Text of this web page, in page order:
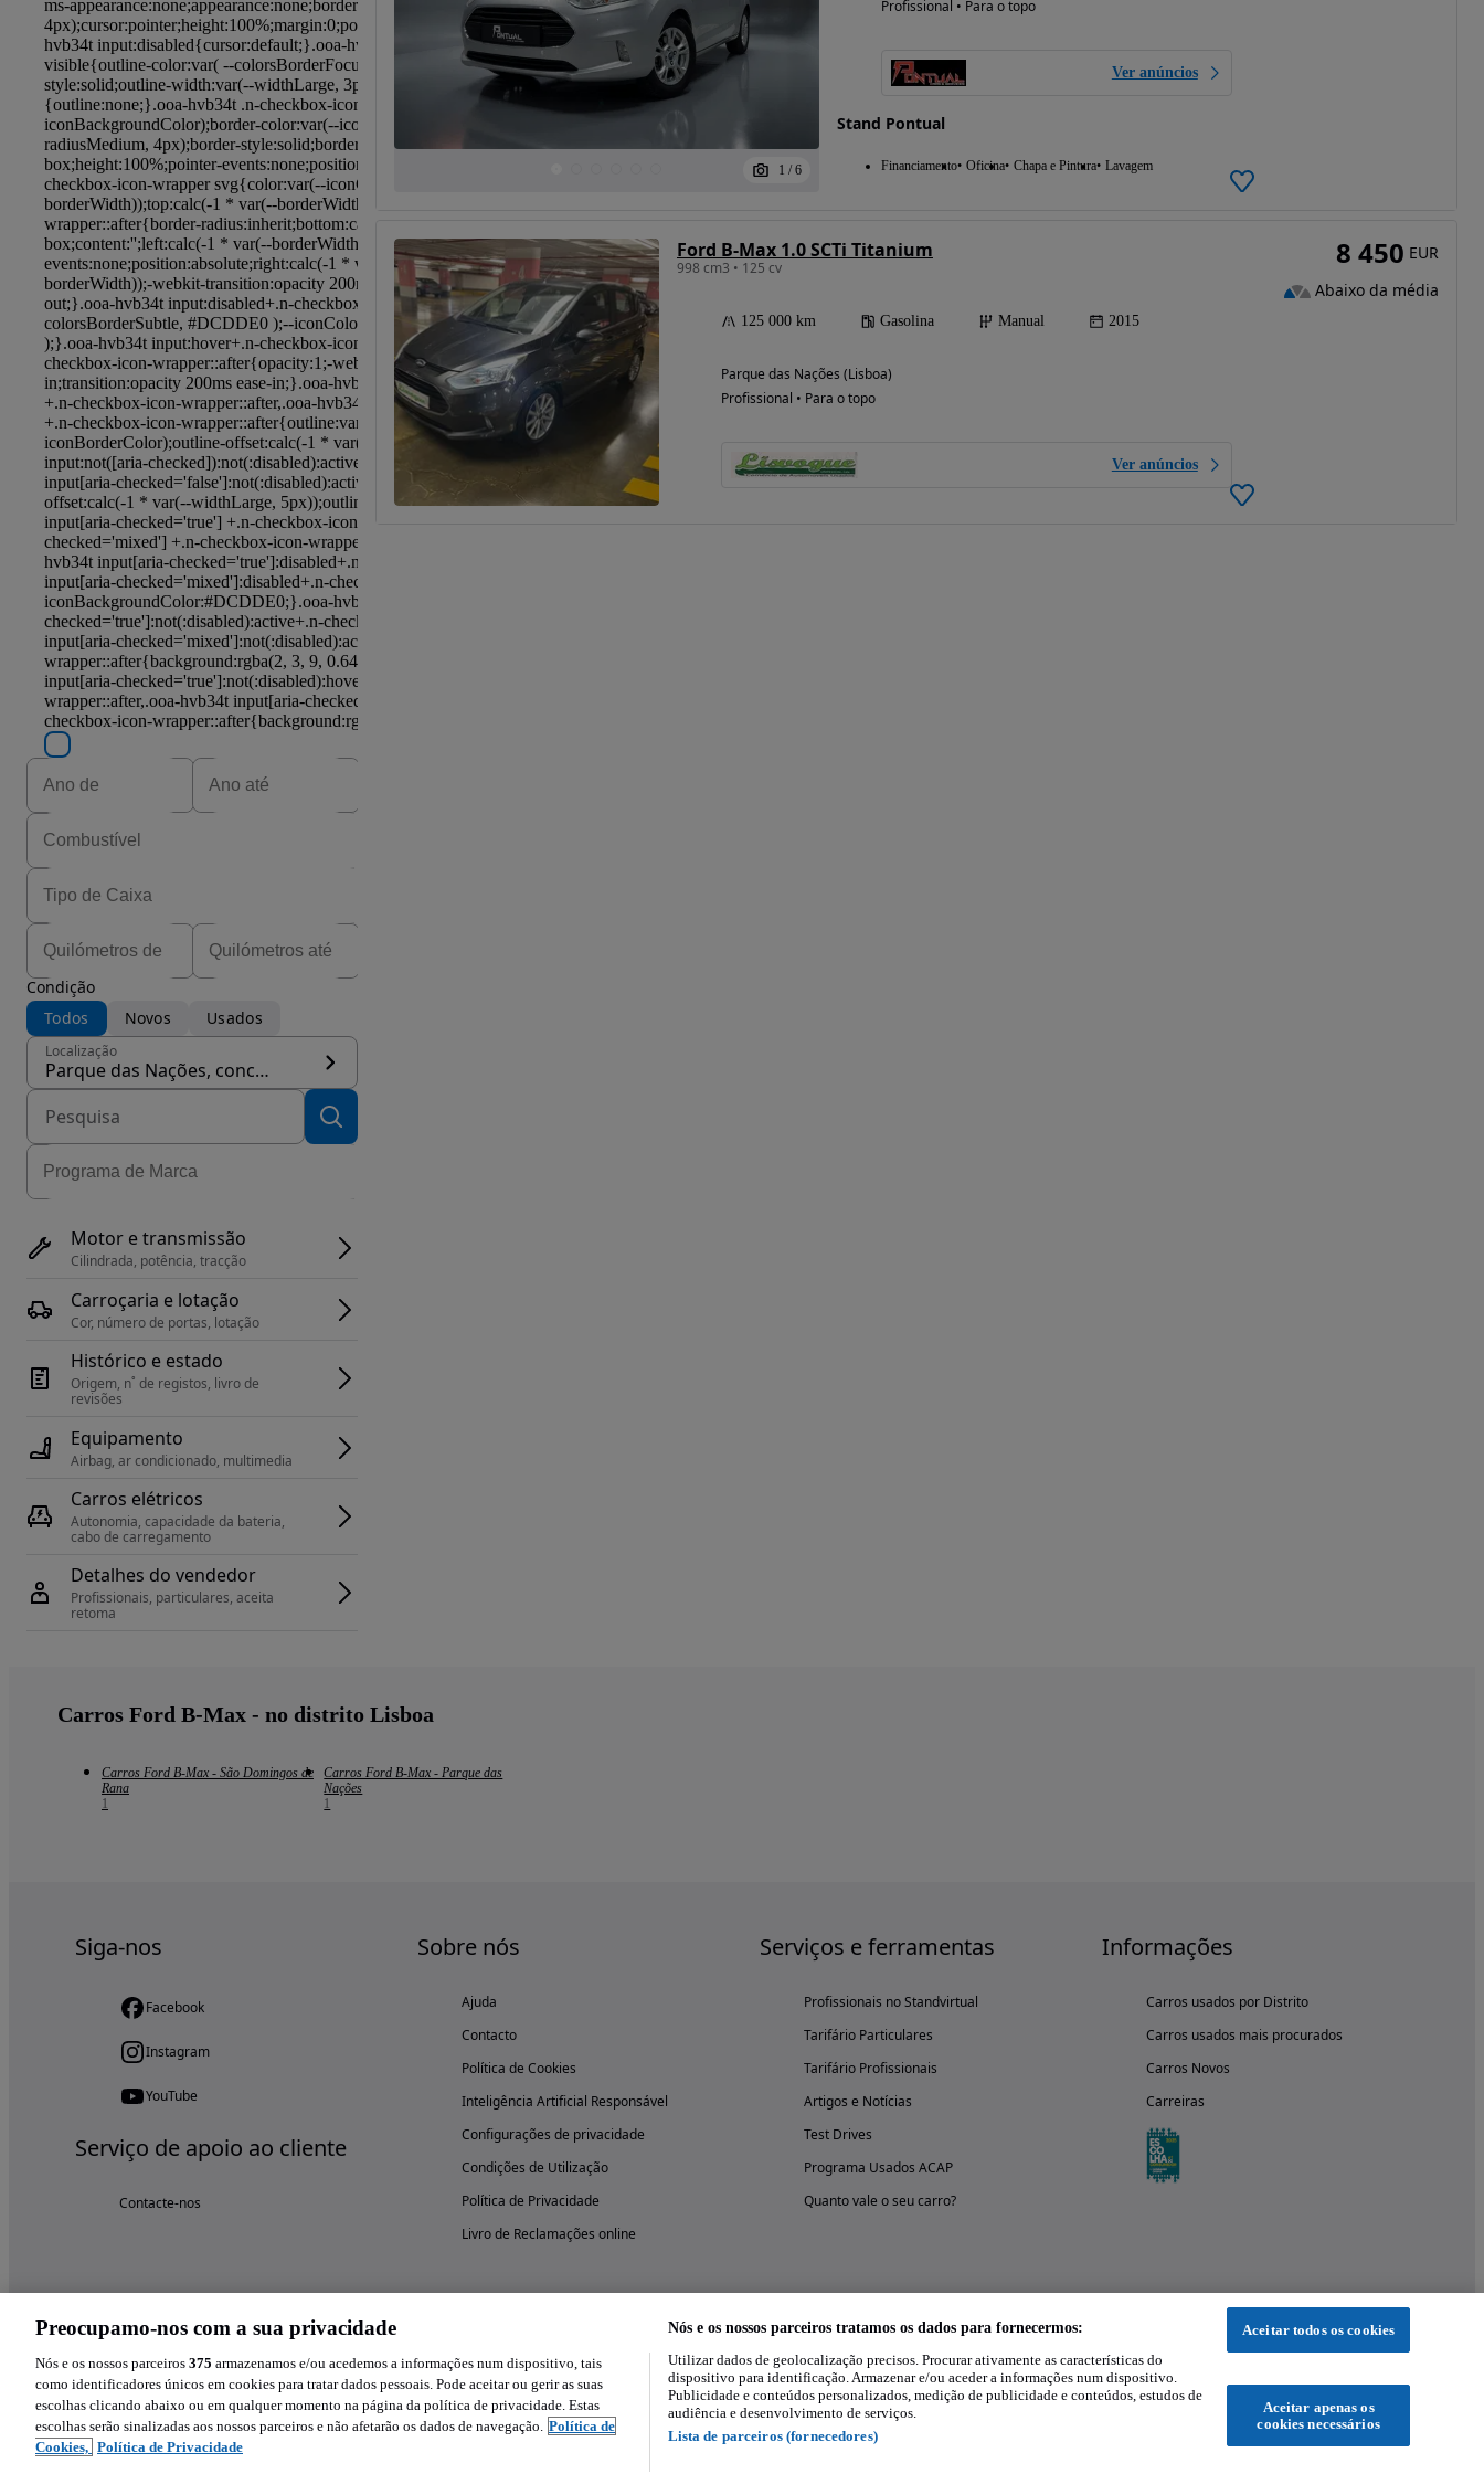
Condição
Todos
Novos Usados
Localização
Parque das Nações, concelho Lisboa
Motor e transmissão
Cilindrada, potência, tracção
Carroçaria e lotação
Cor, número de portas, lotação
Histórico e estado
Origem, n˚ de registos, livro de
revisões
Equipamento
Airbag, ar condicionado, multimedia
Carros elétricos
Autonomia, capacidade da bateria,
cabo de carregamento
Detalhes do vendedor
Profissionais, particulares, aceita
retoma
1 / 6
Profissional • Para o topo
Ver anúncios
Stand Pontual
Financiamento Oficina Chapa e Pintura Lavagem
Ford B-Max 1.0 SCTi Titanium
998 cm3 • 125 cv
125 000 km Gasolina Manual 2015
Parque das Nações (Lisboa)
Profissional • Para o topo
Ver anúncios
8 450 EUR
Abaixo da média
Carros Ford B-Max - no distrito Lisboa
Carros Ford B-Max - São Domingos de
Rana
1
Carros Ford B-Max - Parque das
Nações
1
Siga-nos
Facebook
Instagram
YouTube
Serviço de apoio ao cliente
Contacte-nos
Sobre nós
Ajuda
Contacto
Política de Cookies
Inteligência Artificial Responsável
Configurações de privacidade
Condições de Utilização
Política de Privacidade
Livro de Reclamações online
Serviços e ferramentas
Profissionais no Standvirtual
Tarifário Particulares
Tarifário Profissionais
Artigos e Notícias
Test Drives
Programa Usados ACAP
Quanto vale o seu carro?
Informações
Carros usados por Distrito
Carros usados mais procurados
Carros Novos
Carreiras
Experimenta a aplicação
Preocupamo-nos com a sua privacidade
Nós e os nossos parceiros 375 armazenamos e/ou acedemos a informações num dispositivo, tais
como identificadores únicos em cookies para tratar dados pessoais. Pode aceitar ou gerir as suas
escolhas clicando abaixo ou em qualquer momento na página da política de privacidade. Estas
escolhas serão sinalizadas aos nossos parceiros e não afetarão os dados de navegação. Política de
Cookies, Política de Privacidade
Nós e os nossos parceiros tratamos os dados para fornecermos:
Utilizar dados de geolocalização precisos. Procurar ativamente as características do
dispositivo para identificação. Armazenar e/ou aceder a informações num dispositivo.
Publicidade e conteúdos personalizados, medição de publicidade e conteúdos, estudos de
audiência e desenvolvimento de serviços.
Lista de parceiros (fornecedores)
Aceitar todos os cookies
Aceitar apenas os
cookies necessários